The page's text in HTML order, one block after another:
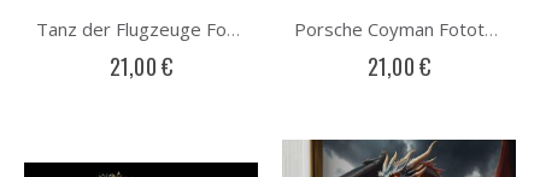
Tanz der Flugzeuge Fototapete
21,00 €
Porsche Coyman Fototapete
21,00 €